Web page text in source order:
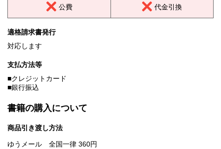
公費 代金引換
適格請求書発行
対応します
支払方法等
■クレジットカード
■銀行振込
書籍の購入について
商品引き渡し方法
ゆうメール 全国一律 360円